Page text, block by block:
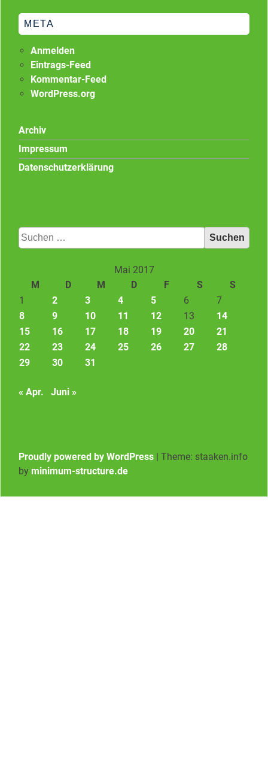
META
Anmelden
Eintrags-Feed
Kommentar-Feed
WordPress.org
Archiv
Impressum
Datenschutzerklärung
Suchen
nach:
Mai 2017
M
D M D F S
S
1
2 3 4 5 6
7
8
9 10 11 12 13
14
15
16 17 18 19 20
21
22
23 24 25 26 27
28
29
30 31
« Apr. Juni »
Proudly powered by WordPress | Theme: staaken.info
by minimum-structure.de